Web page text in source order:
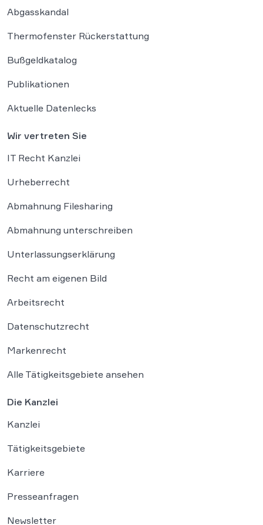
Abgasskandal
Thermofenster Rückerstattung
Bußgeldkatalog
Publikationen
Aktuelle Datenlecks
Wir vertreten Sie
IT Recht Kanzlei
Urheberrecht
Abmahnung Filesharing
Abmahnung unterschreiben
Unterlassungserklärung
Recht am eigenen Bild
Arbeitsrecht
Datenschutzrecht
Markenrecht
Alle Tätigkeitsgebiete ansehen
Die Kanzlei
Kanzlei
Tätigkeitsgebiete
Karriere
Presseanfragen
Newsletter